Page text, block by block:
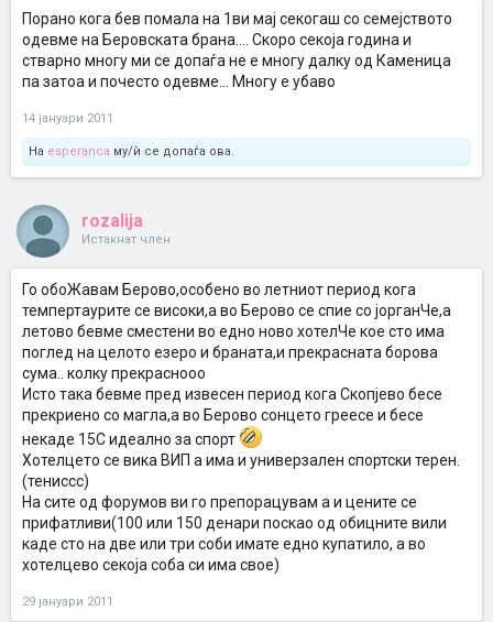
Порано кога бев помала на 1ви мај секогаш со семејството
одевме на Беровската брана.... Скоро секоја година и
стварно многу ми се допаѓа не е многу далку од Каменица
па затоа и почесто одевме... Многу е убаво
14 јануари 2011
На esperanca му/ѝ се допаѓа ова.
rozalija
Истакнат член
Го обоЖавам Берово,особено во летниот период кога
темпертаурите се високи,а во Берово се спие со јорганЧе,а
летово бевме сместени во едно ново хотелЧе кое сто има
поглед на целото езеро и браната,и прекрасната борова
сума.. колку прекраснооо
Исто така бевме пред извесен период кога Скопјево бесе
прекриено со магла,а во Берово сонцето греесе и бесе
некаде 15С идеално за спорт
Хотелцето се вика ВИП а има и универзален спортски терен.
(тениссс)
На сите од форумов ви го препорацувам а и цените се
прифатливи(100 или 150 денари поскао од обицните вили
каде сто на две или три соби имате едно купатило, а во
хотелцево секоја соба си има свое)
29 јануари 2011